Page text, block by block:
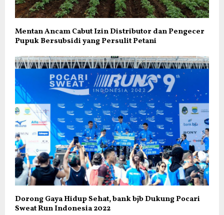
Mentan Ancam Cabut Izin Distributor dan Pengecer
Pupuk Bersubsidi yang Persulit Petani
Dorong Gaya Hidup Sehat, bank bjb Dukung Pocari
Sweat Run Indonesia 2022